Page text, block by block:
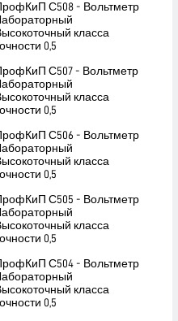
С508 - Вольтметр
класса
0,5
С507 - Вольтметр
класса
0,5
С506 - Вольтметр
класса
0,5
С505 - Вольтметр
класса
0,5
С504 - Вольтметр
класса
0,5